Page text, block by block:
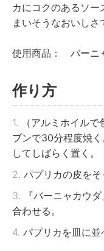
カにコクのあるソ
まいそうなおいしさ
使用商品： バーニ
作り方
1.
（アルミホイル
ブンで30分程度焼
してしばらく置く。
2. パプリカの皮をそ
3.
『バーニャカウ
合わせる。
4. パプリカを皿に並